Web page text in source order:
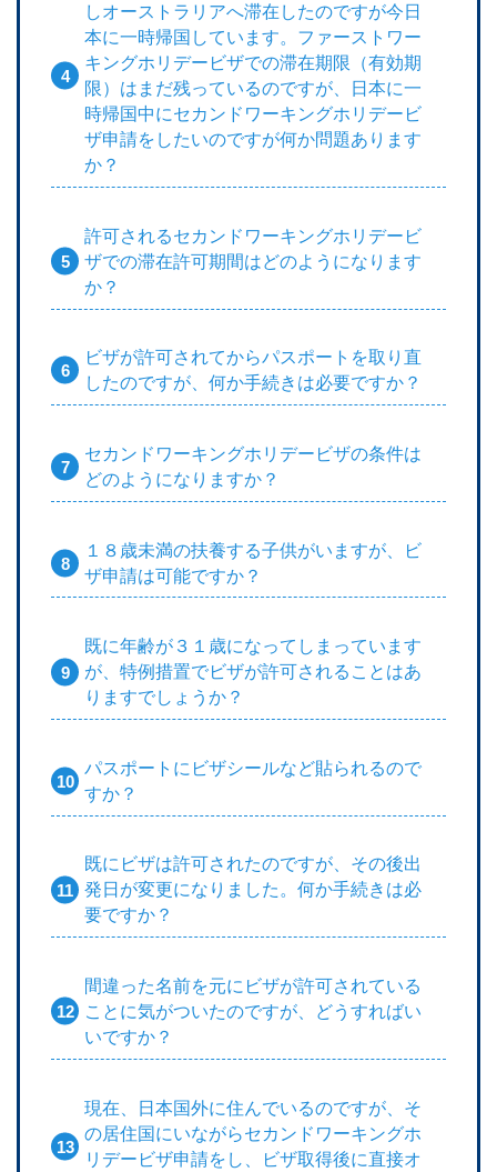
しオーストラリアへ滞在したのですが今日
本に一時帰国しています。ファーストワー
キングホリデービザでの滞在期限（有効期
限）はまだ残っているのですが、日本に一
時帰国中にセカンドワーキングホリデービ
ザ申請をしたいのですが何か問題あります
か？
許可されるセカンドワーキングホリデービ
ザでの滞在許可期間はどのようになります
か？
ビザが許可されてからパスポートを取り直
したのですが、何か手続きは必要ですか？
セカンドワーキングホリデービザの条件は
どのようになりますか？
１８歳未満の扶養する子供がいますが、ビ
ザ申請は可能ですか？
既に年齢が３１歳になってしまっています
が、特例措置でビザが許可されることはあ
りますでしょうか？
パスポートにビザシールなど貼られるので
すか？
既にビザは許可されたのですが、その後出
発日が変更になりました。何か手続きは必
要ですか？
間違った名前を元にビザが許可されている
ことに気がついたのですが、どうすればい
いですか？
現在、日本国外に住んでいるのですが、そ
の居住国にいながらセカンドワーキングホ
リデービザ申請をし、ビザ取得後に直接オ